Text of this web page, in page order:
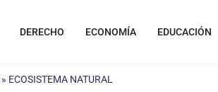
DERECHO ECONOMÍA EDUCACIÓN
» ECOSISTEMA NATURAL